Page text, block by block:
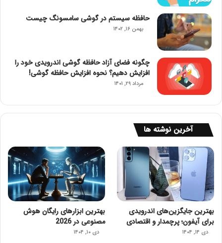
حافظه سیستم در گوشی سامسونگ چیست
بهمن ۱۶, ۱۴۰۲
چگونه فضای آزاد حافظه گوشی اندرویدی خود را
افزایش دهیم؟ نحوه افزایش حافظه گوشی!
مرداد ۲۹, ۱۴۰۱
آخرین نوشته ها
بهترین جایگزین‌های اندرویدی
برای آیفون؛ پرچمدار و اقتصادی
دی ۱۴, ۱۴۰۴
بهترین ابزارهای رایگان هوش
مصنوعی در 2026
دی ۱۰, ۱۴۰۴